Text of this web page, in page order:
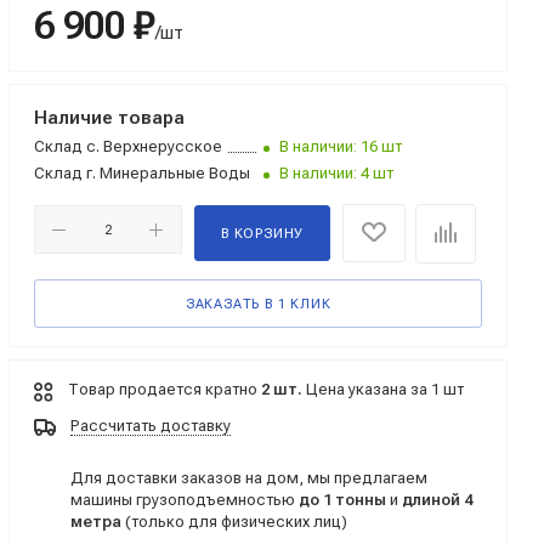
6 900 ₽/шт
Наличие товара
Склад с. Верхнерусское
В наличии: 16 шт
Склад г. Минеральные Воды В наличии: 4 шт
В КОРЗИНУ
ЗАКАЗАТЬ В 1 КЛИК
Товар продается кратно 2 шт. Цена указана за 1 шт
Рассчитать доставку
Для доставки заказов на дом, мы предлагаем
машины грузоподъемностью до 1 тонны и длиной 4
метра (только для физических лиц)